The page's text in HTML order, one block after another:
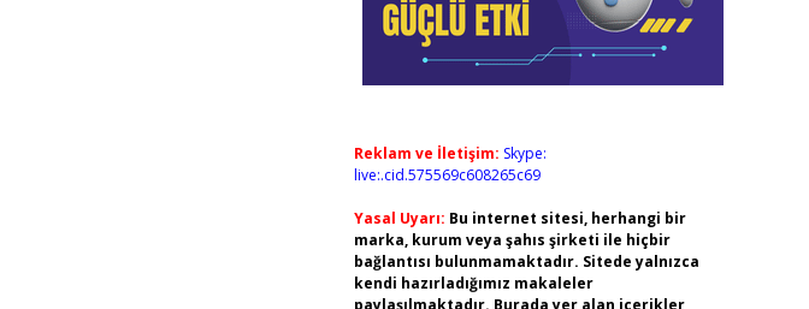
Reklam ve İletişim: Skype:
live:.cid.575569c608265c69
Yasal Uyarı: Bu internet sitesi, herhangi bir
marka, kurum veya şahıs şirketi ile hiçbir
bağlantısı bulunmamaktadır. Sitede yalnızca
kendi hazırladığımız makaleler
paylaşılmaktadır. Burada yer alan içerikler